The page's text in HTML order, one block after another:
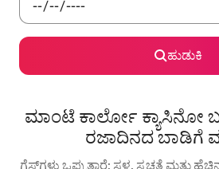
ಹುಡುಕಿ
ಮಾಂಟೆ ಕಾರ್ಲೋ ಕ್ಯಾಸಿನೋ
ರಜಾದಿನದ ಬಾಡಿಗೆ
ಗೆಸ್ಟ್‌ಗಳು ಒಪ್ಪುತ್ತಾರೆ: ಸ್ಥಳ, ಸ್ವಚ್ಛತೆ ಮತ್ತು